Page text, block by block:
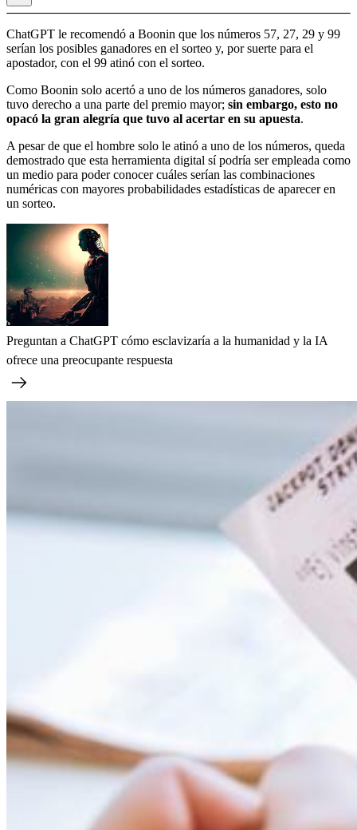
ChatGPT le recomendó a Boonin que los números 57, 27, 29 y 99
serían los posibles ganadores en el sorteo y, por suerte para el
apostador, con el 99 atinó con el sorteo.
Como Boonin solo acertó a uno de los números ganadores, solo
tuvo derecho a una parte del premio mayor; sin embargo, esto no
opacó la gran alegría que tuvo al acertar en su apuesta.
A pesar de que el hombre solo le atinó a uno de los números, queda
demostrado que esta herramienta digital sí podría ser empleada como
un medio para poder conocer cuáles serían las combinaciones
numéricas con mayores probabilidades estadísticas de aparecer en
un sorteo.
Preguntan a ChatGPT cómo esclavizaría a la humanidad y la IA
ofrece una preocupante respuesta